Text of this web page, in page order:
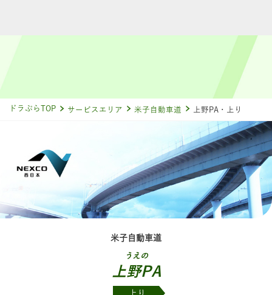
ドラぷらTOP サービスエリア 米子自動車道 上野PA・上り
米子自動車道
うえの
上野PA
上り